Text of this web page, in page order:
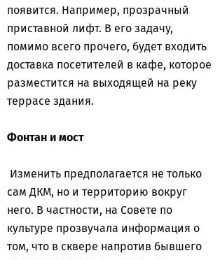
появится. Например, прозрачный
приставной лифт. В его задачу,
помимо всего прочего, будет входить
доставка посетителей в кафе, которое
разместится на выходящей на реку
террасе здания.
Фонтан и мост
Изменить предполагается не только
сам ДКМ, но и территорию вокруг
него. В частности, на Совете по
культуре прозвучала информация о
том, что в сквере напротив бывшего